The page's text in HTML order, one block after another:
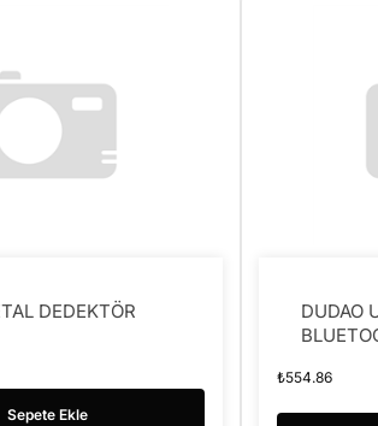
DEDEKTÖR
Sepete Ekle
DUDAO
₺554.86